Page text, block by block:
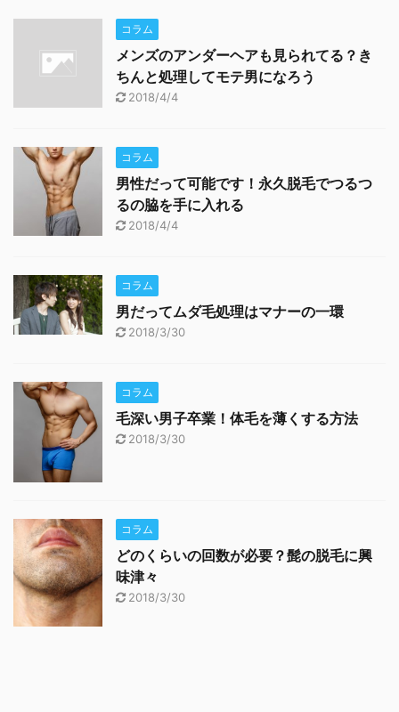
コラム
メンズのアンダーヘアも見られてる？き
ちんと処理してモテ男になろう
2018/4/4
コラム
男性だって可能です！永久脱毛でつるつ
るの脇を手に入れる
2018/4/4
コラム
男だってムダ毛処理はマナーの一環
2018/3/30
コラム
毛深い男子卒業！体毛を薄くする方法
2018/3/30
コラム
どのくらいの回数が必要？髭の脱毛に興
味津々
2018/3/30